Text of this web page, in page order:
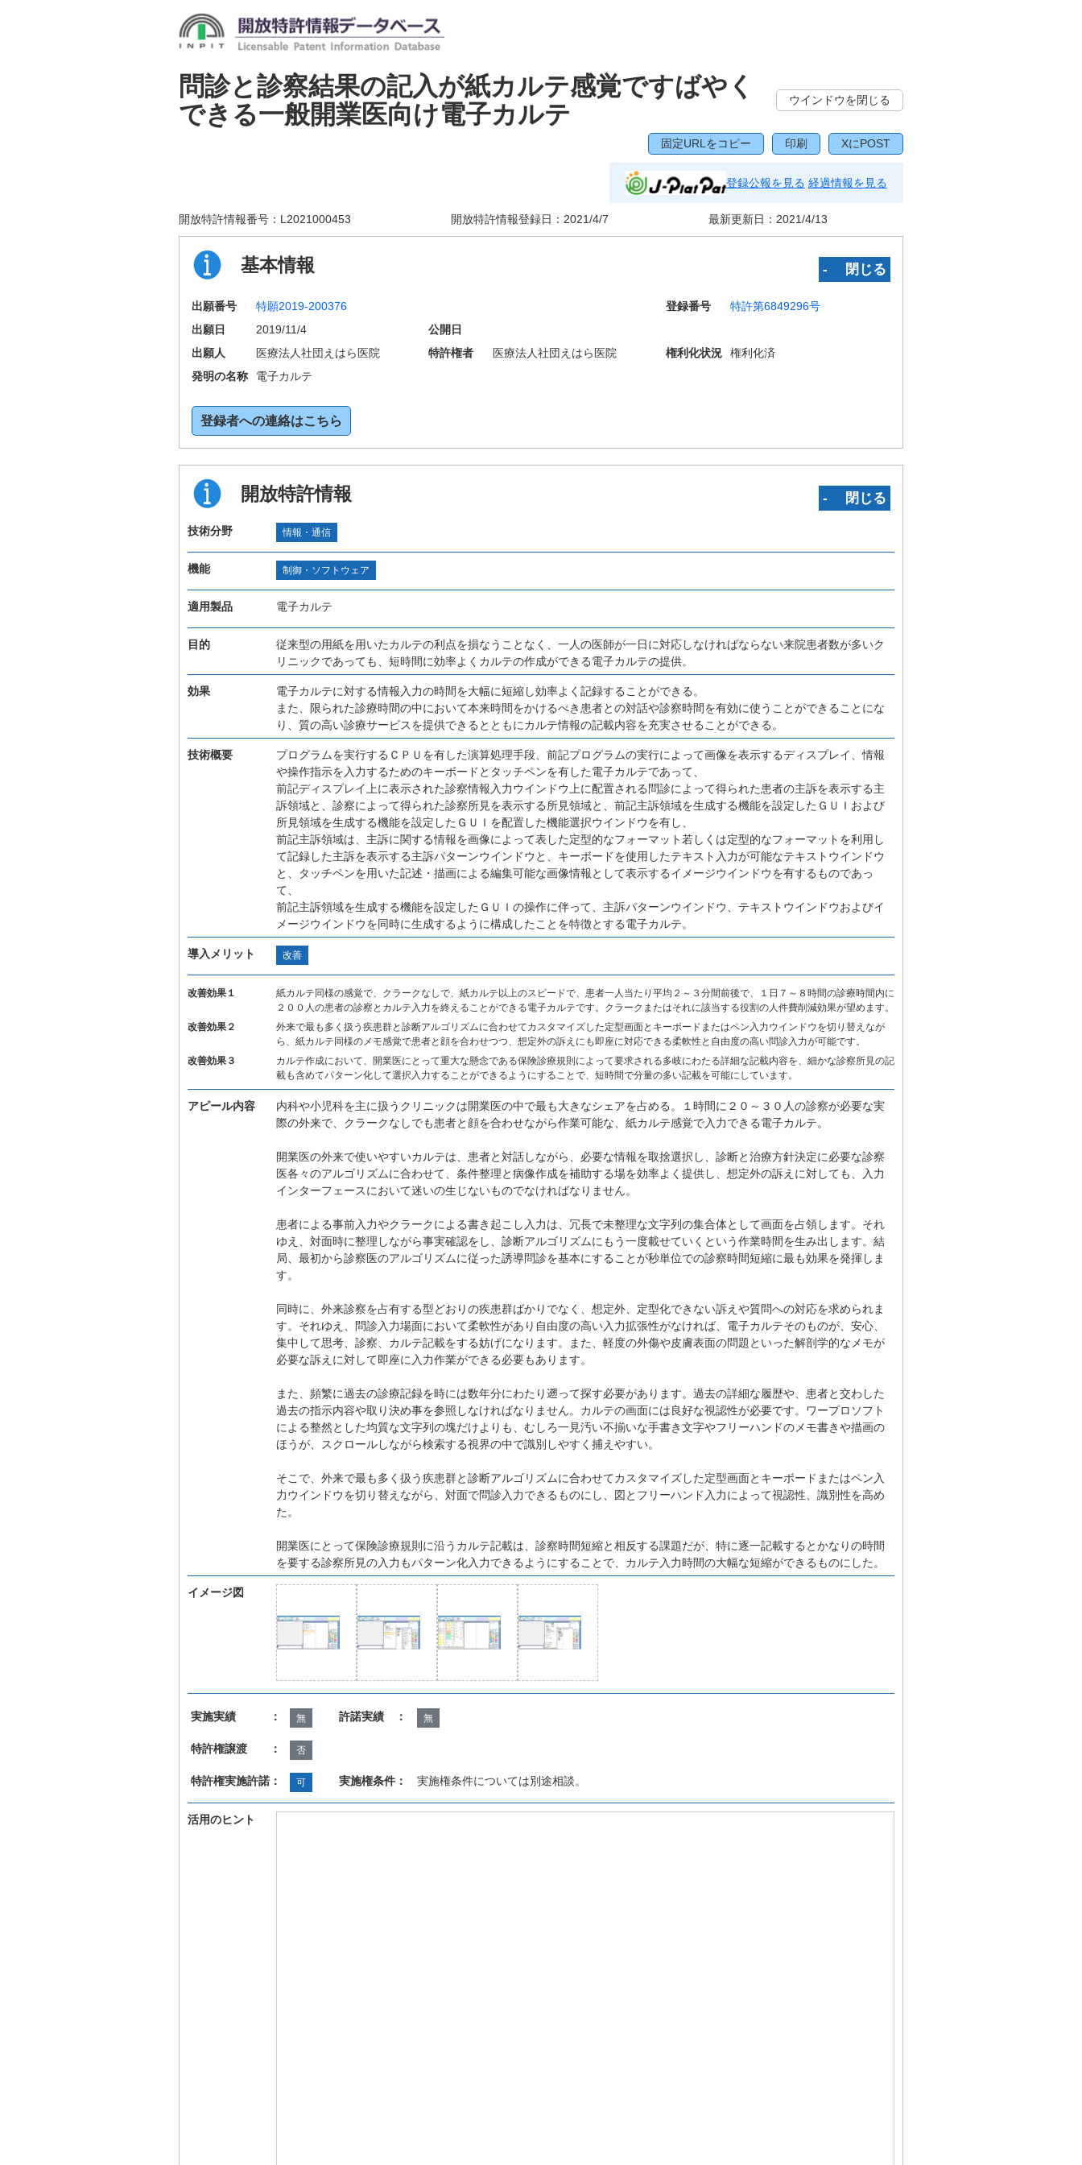
問診と診察結果の記入が紙カルテ感覚ですばやく
できる一般開業医向け電子カルテ
ウインドウを閉じる
固定URLをコピー 印刷 XにPOST
登録公報を見る 経過情報を見る
開放特許情報番号： L2021000453 開放特許情報登録日： 2021/4/7 最新更新日： 2021/4/13
基本情報 ‐ 閉じる
出願番号 特願2019-200376 登録番号
特許第6849296号
出願日
2019/11/4
公開日
出願人
医療法人社団えはら医院 特許権者 医療法人社団えはら医院 権利化状況
権利化済
発明の名称
電子カルテ
登録者への連絡はこちら
開放特許情報 ‐ 閉じる
技術分野 情報・通信
機能 制御・ソフトウェア
適用製品 電子カルテ
目的
従来型の用紙を用いたカルテの利点を損なうことなく、一人の医師が一日に対応しなければならない来院患者数が多いク
リニックであっても、短時間に効率よくカルテの作成ができる電子カルテの提供。
効果
電子カルテに対する情報入力の時間を大幅に短縮し効率よく記録することができる。
また、限られた診療時間の中において本来時間をかけるべき患者との対話や診察時間を有効に使うことができることにな
り、質の高い診療サービスを提供できるとともにカルテ情報の記載内容を充実させることができる。
技術概要
プログラムを実行するＣＰＵを有した演算処理手段、前記プログラムの実行によって画像を表示するディスプレイ、情報
や操作指示を入力するためのキーボードとタッチペンを有した電子カルテであって、
前記ディスプレイ上に表示された診察情報入力ウインドウ上に配置される問診によって得られた患者の主訴を表示する主
訴領域と、診察によって得られた診察所見を表示する所見領域と、前記主訴領域を生成する機能を設定したＧＵＩおよび
所見領域を生成する機能を設定したＧＵＩを配置した機能選択ウインドウを有し、
前記主訴領域は、主訴に関する情報を画像によって表した定型的なフォーマット若しくは定型的なフォーマットを利用し
て記録した主訴を表示する主訴パターンウインドウと、キーボードを使用したテキスト入力が可能なテキストウインドウ
と、タッチペンを用いた記述・描画による編集可能な画像情報として表示するイメージウインドウを有するものであっ
て、
前記主訴領域を生成する機能を設定したＧＵＩの操作に伴って、主訴パターンウインドウ、テキストウインドウおよびイ
メージウインドウを同時に生成するように構成したことを特徴とする電子カルテ。
導入メリット 改善
改善効果１
紙カルテ同様の感覚で、クラークなしで、紙カルテ以上のスピードで、患者一人当たり平均２～３分間前後で、１日７～８時間の診療時間内に
２００人の患者の診察とカルテ入力を終えることができる電子カルテです。クラークまたはそれに該当する役割の人件費削減効果が望めます。
改善効果２
外来で最も多く扱う疾患群と診断アルゴリズムに合わせてカスタマイズした定型画面とキーボードまたはペン入力ウインドウを切り替えなが
ら、紙カルテ同様のメモ感覚で患者と顔を合わせつつ、想定外の訴えにも即座に対応できる柔軟性と自由度の高い問診入力が可能です。
改善効果３
カルテ作成において、開業医にとって重大な懸念である保険診療規則によって要求される多岐にわたる詳細な記載内容を、細かな診察所見の記
載も含めてパターン化して選択入力することができるようにすることで、短時間で分量の多い記載を可能にしています。
アピール内容
内科や小児科を主に扱うクリニックは開業医の中で最も大きなシェアを占める。１時間に２０～３０人の診察が必要な実
際の外来で、クラークなしでも患者と顔を合わせながら作業可能な、紙カルテ感覚で入力できる電子カルテ。
開業医の外来で使いやすいカルテは、患者と対話しながら、必要な情報を取捨選択し、診断と治療方針決定に必要な診察
医各々のアルゴリズムに合わせて、条件整理と病像作成を補助する場を効率よく提供し、想定外の訴えに対しても、入力
インターフェースにおいて迷いの生じないものでなければなりません。
患者による事前入力やクラークによる書き起こし入力は、冗長で未整理な文字列の集合体として画面を占領します。それ
ゆえ、対面時に整理しながら事実確認をし、診断アルゴリズムにもう一度載せていくという作業時間を生み出します。結
局、最初から診察医のアルゴリズムに従った誘導問診を基本にすることが秒単位での診察時間短縮に最も効果を発揮しま
す。
同時に、外来診察を占有する型どおりの疾患群ばかりでなく、想定外、定型化できない訴えや質問への対応を求められま
す。それゆえ、問診入力場面において柔軟性があり自由度の高い入力拡張性がなければ、電子カルテそのものが、安心、
集中して思考、診察、カルテ記載をする妨げになります。また、軽度の外傷や皮膚表面の問題といった解剖学的なメモが
必要な訴えに対して即座に入力作業ができる必要もあります。
また、頻繁に過去の診療記録を時には数年分にわたり遡って探す必要があります。過去の詳細な履歴や、患者と交わした
過去の指示内容や取り決め事を参照しなければなりません。カルテの画面には良好な視認性が必要です。ワープロソフト
による整然とした均質な文字列の塊だけよりも、むしろ一見汚い不揃いな手書き文字やフリーハンドのメモ書きや描画の
ほうが、スクロールしながら検索する視界の中で識別しやすく捕えやすい。
そこで、外来で最も多く扱う疾患群と診断アルゴリズムに合わせてカスタマイズした定型画面とキーボードまたはペン入
力ウインドウを切り替えながら、対面で問診入力できるものにし、図とフリーハンド入力によって視認性、識別性を高め
た。
開業医にとって保険診療規則に沿うカルテ記載は、診察時間短縮と相反する課題だが、特に逐一記載するとかなりの時間
を要する診察所見の入力もパターン化入力できるようにすることで、カルテ入力時間の大幅な短縮ができるものにした。
イメージ図
実施実績 ： 無 許諾実績 ： 無
特許権譲渡 ： 否
特許権実施許諾： 可 実施権条件： 実施権条件については別途相談。
活用のヒント